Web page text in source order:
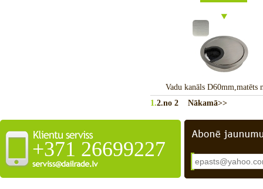
Vadu kanāls D60mm,matēts
1.2.no 2 Nākamā>>
+371 26699227